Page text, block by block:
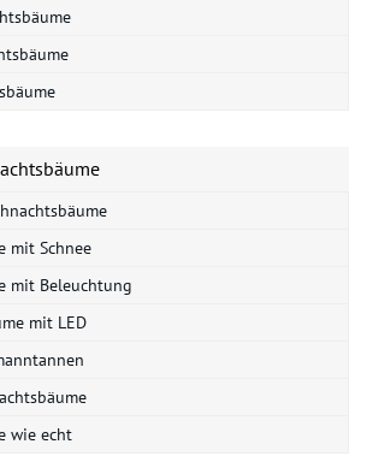
mit Schnee
mit Beleuchtung
mit LED
wie echt